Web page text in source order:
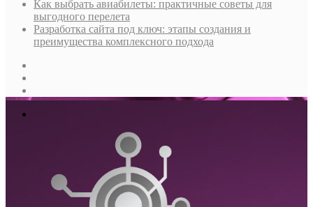
Как выбрать авиабилеты: практичные советы для
выгодного перелета
Разработка сайта под ключ: этапы создания и
преимущества комплексного подхода
In